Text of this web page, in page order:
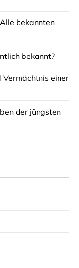
bekannten
bekannt?
einer
der jüngsten